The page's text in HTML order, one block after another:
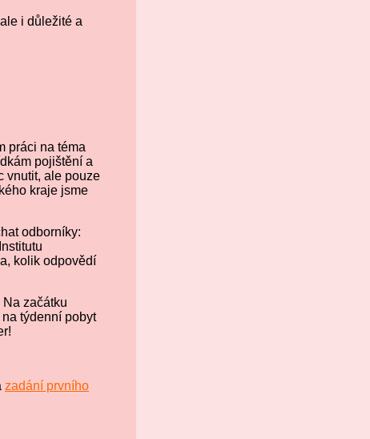
i důležité a
práci na téma
pojištění a
vnutit, ale pouze
kraje jsme
odborníky:
kolik odpovědí
začátku
týdenní pobyt
zadání prvního